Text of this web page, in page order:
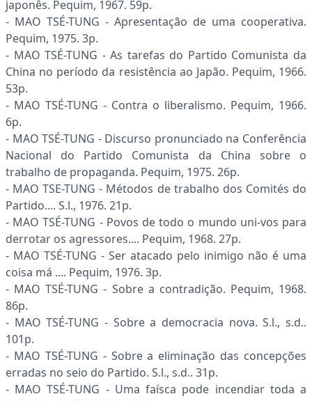
japonês. Pequim, 1967. 59p.
- MAO TSÉ-TUNG - Apresentação de uma cooperativa.
Pequim, 1975. 3p.
- MAO TSÉ-TUNG - As tarefas do Partido Comunista da
China no período da resistência ao Japão. Pequim, 1966.
53p.
- MAO TSÉ-TUNG - Contra o liberalismo. Pequim, 1966.
6p.
- MAO TSÉ-TUNG - Discurso pronunciado na Conferência
Nacional do Partido Comunista da China sobre o
trabalho de propaganda. Pequim, 1975. 26p.
- MAO TSE-TUNG - Métodos de trabalho dos Comités do
Partido.... S.l., 1976. 21p.
- MAO TSÉ-TUNG - Povos de todo o mundo uni-vos para
derrotar os agressores.... Pequim, 1968. 27p.
- MAO TSÉ-TUNG - Ser atacado pelo inimigo não é uma
coisa má .... Pequim, 1976. 3p.
- MAO TSÉ-TUNG - Sobre a contradição. Pequim, 1968.
86p.
- MAO TSÉ-TUNG - Sobre a democracia nova. S.l., s.d..
101p.
- MAO TSÉ-TUNG - Sobre a eliminação das concepções
erradas no seio do Partido. S.l., s.d.. 31p.
- MAO TSÉ-TUNG - Uma faísca pode incendiar toda a